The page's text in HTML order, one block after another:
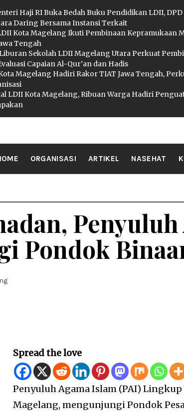
Haji RI Buka Bedah Buku Pendidikan LDII,
Daring Bersama Instansi Terkait
Kota Magelang Ikuti Pembinaan Kepramukaan
Tengah
Sekolah LDII Magelang Utara Perkuat
Capaian Al-Qur’an dan Hadis
Magelang Hadiri Rakor TIAT Jawa Tengah,
LDII Kota Magelang, Ribuan Warga Hadiri
ORGANISASI ARTIKEL NASEHAT
Pondok
Spread the love
Penyuluh Agama Islam (PAI)
Magelang, mengunjungi Pondok